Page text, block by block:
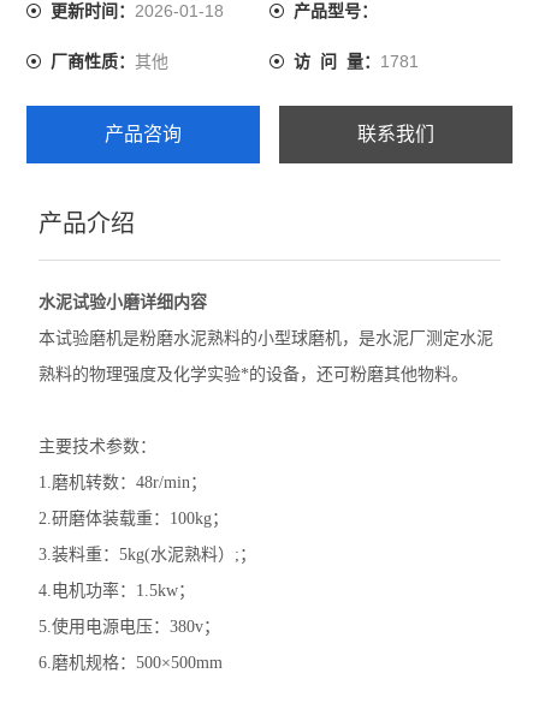
水泥稠度仪
雷氏夹测定仪
雷氏沸煮箱
水泥胶砂流动度
水泥胶砂振实台
水泥搅拌机
更新时间：2026-01-18 产品型号：
厂商性质：其他 访 问 量： 1781
产品咨询 联系我们
产品介绍
水泥试验小磨详细内容
本试验磨机是粉磨水泥熟料的小型球磨机，是水泥厂测定水泥
熟料的物理强度及化学实验*的设备，还可粉磨其他物料。
主要技术参数：
1.磨机转数：48r/min；
2.研磨体装载重：100kg；
3.装料重：5kg(水泥熟料）;；
4.电机功率：1.5kw；
5.使用电源电压：380v；
6.磨机规格：500×500mm